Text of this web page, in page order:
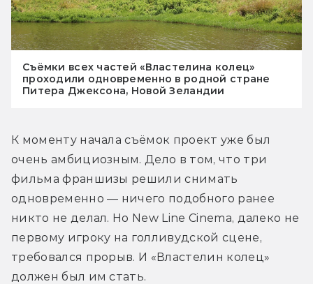
Съёмки всех частей «Властелина колец»
проходили одновременно в родной стране
Питера Джексона, Новой Зеландии
К моменту начала съёмок проект уже был
очень амбициозным. Дело в том, что три
фильма франшизы решили снимать
одновременно — ничего подобного ранее
никто не делал. Но New Line Cinema, далеко не
первому игроку на голливудской сцене,
требовался прорыв. И «Властелин колец»
должен был им стать.